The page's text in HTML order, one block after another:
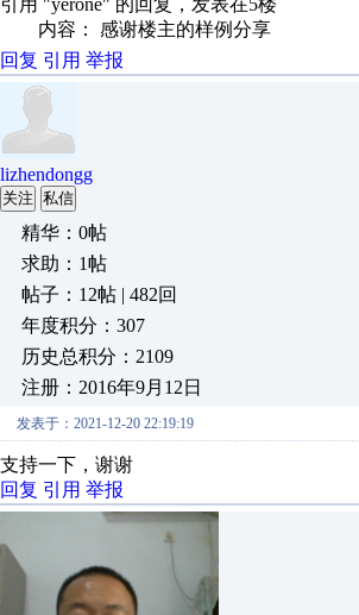
内容： 感谢楼主的样例分享
回复 引用 举报
lizhendongg
关注 私信
精华：0帖
求助：1帖
帖子：12帖 | 482回
年度积分：307
历史总积分：2109
注册：2016年9月12日
发表于：2021-12-20 22:19:19
支持一下，谢谢
回复 引用 举报